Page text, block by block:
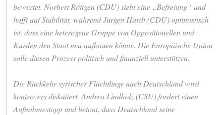
bewertet. Norbert Röttgen (CDU) sieht eine „Befreiung“ und
hofft auf Stabilität, während Jürgen Hardt (CDU) optimistisch
ist, dass eine heterogene Gruppe von Oppositionellen und
Kurden den Staat neu aufbauen könne. Die Europäische Union
solle diesen Prozess politisch und finanziell unterstützen.
Die Rückkehr syrischer Flüchtlinge nach Deutschland wird
kontrovers diskutiert. Andrea Lindholz (CSU) fordert einen
Aufnahmestopp und betont, dass Deutschland seine